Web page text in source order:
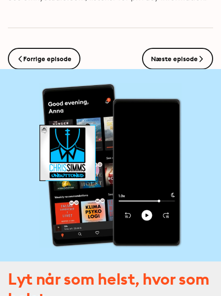
Forrige episode Næste episode
Lyt når som helst, hvor som